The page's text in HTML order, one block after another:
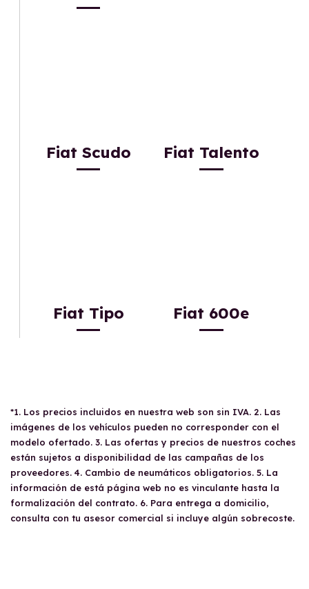
Fiat Scudo Fiat Talento
Fiat Tipo Fiat 600e
*1. Los precios incluidos en nuestra web son sin IVA. 2. Las
imágenes de los vehículos pueden no corresponder con el
modelo ofertado. 3. Las ofertas y precios de nuestros coches
están sujetos a disponibilidad de las campañas de los
proveedores. 4. Cambio de neumáticos obligatorios. 5. La
información de está página web no es vinculante hasta la
formalización del contrato. 6. Para entrega a domicilio,
consulta con tu asesor comercial si incluye algún sobrecoste.